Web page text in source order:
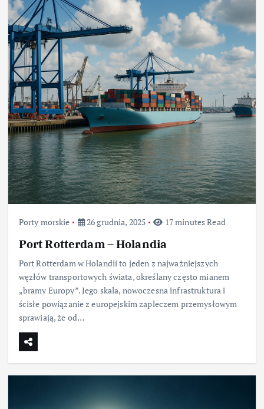
Porty morskie 26 grudnia, 2025 17 minutes Read
Port Rotterdam – Holandia
Port Rotterdam w Holandii to jeden z najważniejszych
węzłów transportowych świata, określany często mianem
„bramy Europy”. Jego skala, nowoczesna infrastruktura i
ścisłe powiązanie z europejskim zapleczem przemysłowym
sprawiają, że od…